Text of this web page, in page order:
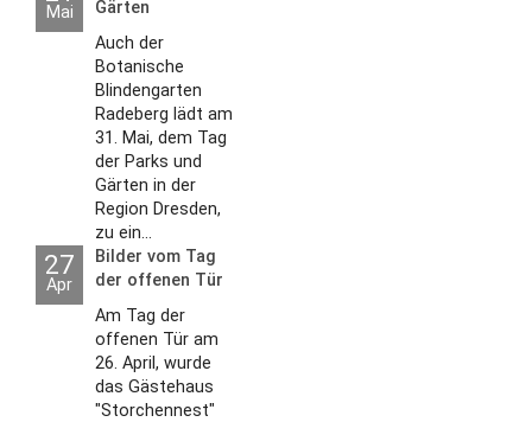
Mai
Gärten
Auch der
Botanische
Blindengarten
Radeberg lädt am
31. Mai, dem Tag
der Parks und
Gärten in der
Region Dresden,
zu ein...
27
Apr
Bilder vom Tag
der offenen Tür
2026
Am Tag der
offenen Tür am
26. April, wurde
das Gästehaus
"Storchennest"